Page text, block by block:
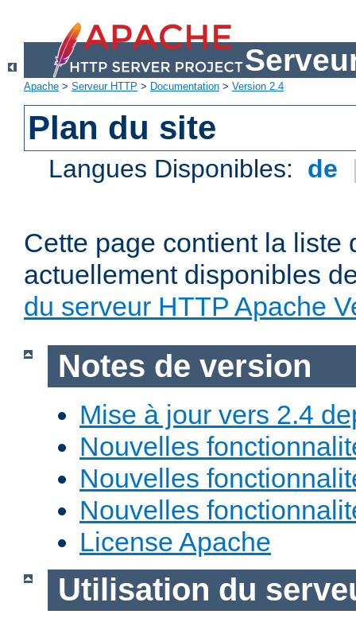
Apache > Serveur HTTP > Documentation > Version 2.4
Plan du site
Langues Disponibles: de
Cette page contient la liste
actuellement disponibles
du serveur HTTP Apache
Notes de version
Mise à jour vers 2.4
Nouvelles
Nouvelles
Nouvelles
License Apache
Utilisation du